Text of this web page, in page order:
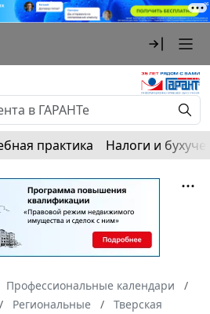
практика Налоги и
Профессиональные календари
Региональные
Тверская